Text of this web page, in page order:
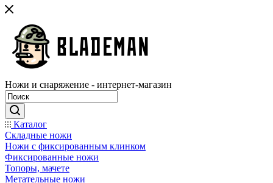
Ножи и снаряжение - интернет-магазин
Каталог
Складные ножи
Ножи с фиксированным клинком
Фиксированные ножи
Топоры, мачете
Метательные ножи